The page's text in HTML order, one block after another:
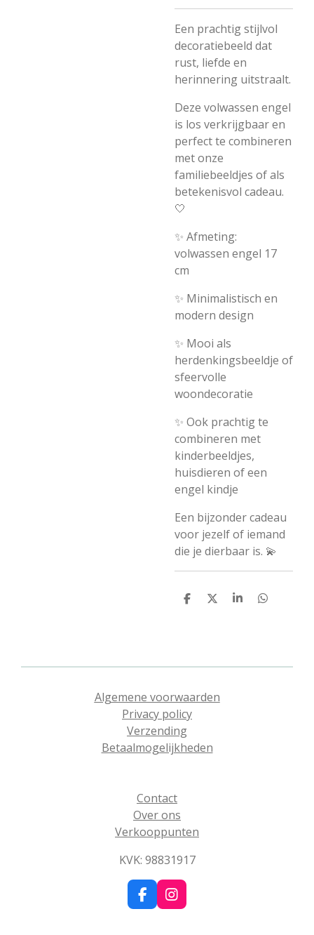
Een prachtig stijlvol
decoratiebeeld dat
rust, liefde en
herinnering uitstraalt.
Deze volwassen engel
is los verkrijgbaar en
perfect te combineren
met onze
familiebeeldjes of als
betekenisvol cadeau.
🤍
✨ Afmeting:
volwassen engel 17
cm
✨ Minimalistisch en
modern design
✨ Mooi als
herdenkingsbeeldje of
sfeervolle
woondecoratie
✨ Ook prachtig te
combineren met
kinderbeeldjes,
huisdieren of een
engel kindje
Een bijzonder cadeau
voor jezelf of iemand
die je dierbaar is. 💫
D
D
S
D
Algemene voorwaarden
Privacy policy
Verzending
Betaalmogelijkheden
Contact
Over ons
Verkooppunten
KVK: 98831917
F
a
I
n